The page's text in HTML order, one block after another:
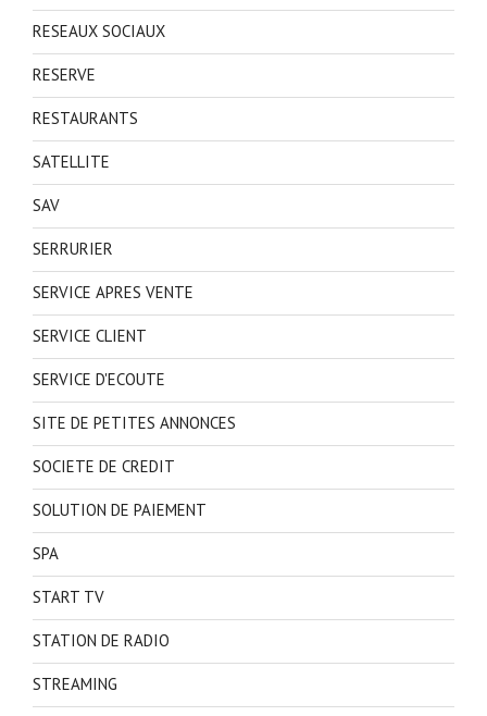
RESEAUX SOCIAUX
RESERVE
RESTAURANTS
SATELLITE
SAV
SERRURIER
SERVICE APRES VENTE
SERVICE CLIENT
SERVICE D'ECOUTE
SITE DE PETITES ANNONCES
SOCIETE DE CREDIT
SOLUTION DE PAIEMENT
SPA
START TV
STATION DE RADIO
STREAMING